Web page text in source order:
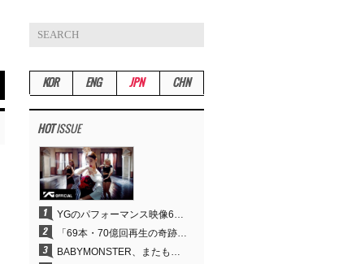
KOR ENG JPN CHN
HOTISSUE
YGのパフォーマンス映像69本が累計70億回再生…YANG HYUN SUKの制作哲学が実を結ぶ
「69本・70億回再生の奇跡」YANG HYUN SUK、YGのパフォーマンスビデオを100％自ら手掛けた理由
BABYMONSTER、またも快挙…YouTubeワールドワイドトレンドで1位に